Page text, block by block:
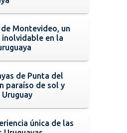
de Montevideo, un
inolvidable en la
de Punta del
paraíso de sol y
Uruguay
única de las